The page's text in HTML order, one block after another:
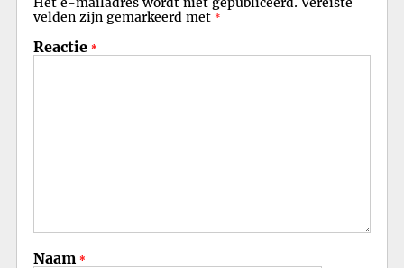
velden zijn gemarkeerd met *
Reactie *
Naam *